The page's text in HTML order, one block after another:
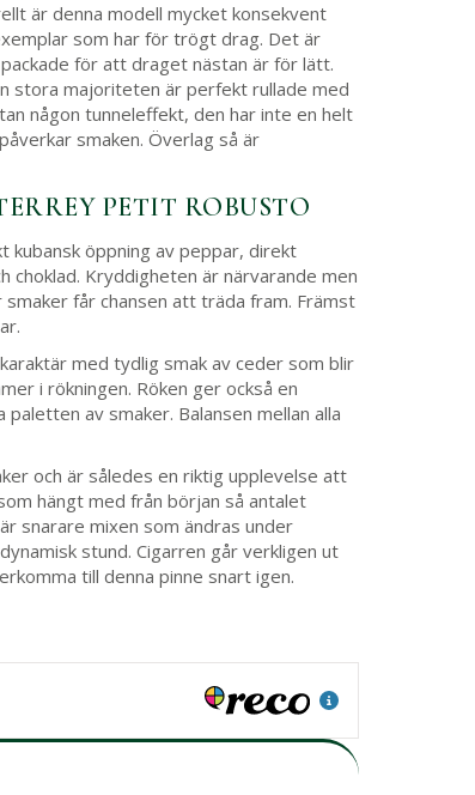
är denna modell mycket konsekvent
som har för trögt drag. Det är
för att draget nästan är för lätt.
stora majoriteten är perfekt rullade med
någon tunneleffekt, den har inte en helt
smaken. Överlag så är
PETIT ROBUSTO
öppning av peppar, direkt
Kryddigheten är närvarande men
får chansen att träda fram. Främst
med tydlig smak av ceder som blir
i rökningen. Röken ger också en
av smaker. Balansen mellan alla
och är således en riktig upplevelse att
hängt med från början så antalet
snarare mixen som ändras under
stund. Cigarren går verkligen ut
till denna pinne snart igen.